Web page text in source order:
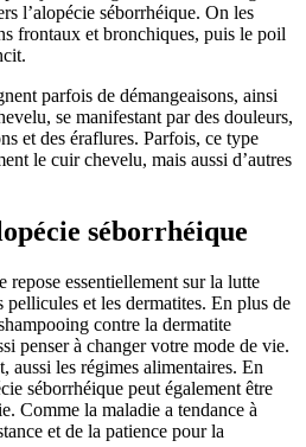
l’alopécie séborrhéique. On les
frontaux et bronchiques, puis le poil
parfois de démangeaisons, ainsi
se manifestant par des douleurs,
et des éraflures. Parfois, ce type
le cuir chevelu, mais aussi d’autres
séborrhéique
repose essentiellement sur la lutte
pellicules et les dermatites. En plus de
contre la dermatite
penser à changer votre mode de vie.
aussi les régimes alimentaires. En
séborrhéique peut également être
Comme la maladie a tendance à
et de la patience pour la